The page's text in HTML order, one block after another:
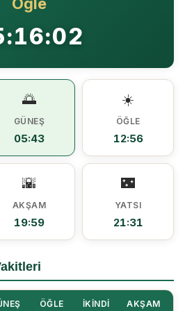
Kaymakam Kaptanoğlu’ndan Kıbrıs Gazisi Recep Kıral’a iftar ziyareti
🌅
GÜNEŞ
05:43
☀️
ÖĞLE
12:56
🌇
AKŞAM
19:59
🌃
YATSI
21:31
ÖĞLE İKINDI AKŞAM